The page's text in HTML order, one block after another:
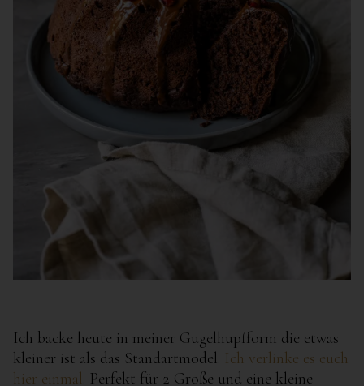
Ich backe heute in meiner Gugelhupfform die etwas
kleiner ist als das Standartmodel. Ich verlinke es euch
hier einmal. Perfekt für 2 Große und eine kleine